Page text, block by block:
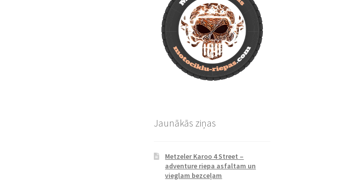
Jaunākās ziņas
Metzeler Karoo 4 Street –
adventure riepa asfaltam un
vieglam bezceļam